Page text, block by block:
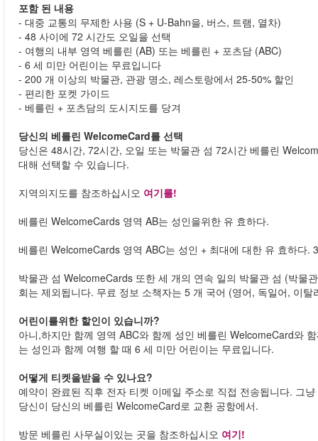
포함 된 내용
- 대중 교통의 무제한 사용 (S + U-Bahn을, 버스, 트램, 열차)
- 48 사이에 72 시간도 오일을 선택
- 여행의 내부 영역 베를린 (AB) 또는 베를린 + 포츠담 (ABC)
- 6 세 미만 어린이는 무료입니다
- 200 개 이상의 박물관, 관광 명소, 레스토랑에서 25-50% 할인
- 편리한 포켓 가이드
- 베를린 + 포츠담의 도시지도를 당겨
당신의 베를린 WelcomeCard를 선택
당신은 48시간, 72시간, 오일 또는 박물관 섬 72시간 베를린
대해 선택할 수 있습니다.
지역의지도를 참조하십시오 여기를!
베를린 WelcomeCards 영역 AB는 성인을위한 유 효하다.
베를린 WelcomeCards 영역 ABC는 성인 + 최대에 대한 유 효하다.
박물관 섬 WelcomeCards 또한 세 개의 연속 일의 박물관 섬 (박물
회는 제외됩니다. 무료 정보 소책자는 5 개 국어 (영어, 독일어, 이
어린이를위한 할인이 있습니까?
아니,하지만 함께 영역 ABC와 함께 성인 베를린 WelcomeCard와
는 성인과 함께 여행 할 때 6 세 미만 어린이는 무료입니다.
어떻게 티켓을받을 수 있나요?
예약이 완료된 직후 전자 티켓 이메일 주소로 직접 전송됩니다. 그
당신이 당신의 베를린 WelcomeCard로 교환 공항에서.
방문 베를린 사무실이있는 곳을 참조하십시오 여기!